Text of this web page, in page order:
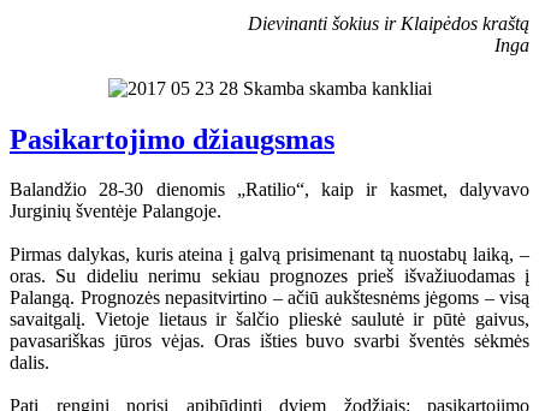
Dievinanti šokius ir Klaipėdos kraštą
Inga
Pasikartojimo džiaugsmas
Balandžio 28-30 dienomis „Ratilio“, kaip ir kasmet, dalyvavo
Jurginių šventėje Palangoje.
Pirmas dalykas, kuris ateina į galvą prisimenant tą nuostabų laiką, –
oras. Su dideliu nerimu sekiau prognozes prieš išvažiuodamas į
Palangą. Prognozės nepasitvirtino – ačiū aukštesnėms jėgoms – visą
savaitgalį. Vietoje lietaus ir šalčio plieskė saulutė ir pūtė gaivus,
pavasariškas jūros vėjas. Oras išties buvo svarbi šventės sėkmės
dalis.
Patį renginį norisi apibūdinti dviem žodžiais: pasikartojimo